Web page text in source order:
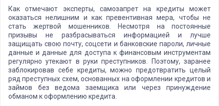
Как отмечают эксперты, самозапрет на кредиты может
оказаться нелишним и как превентивная мера, чтобы не
стать жертвой мошенников. Несмотря на постоянные
призывы не разбрасываться информацией и лучше
защищать свою почту, соцсети и банковские пароли, личные
данные и данные для доступа к финансовым инструментам
регулярно утекают в руки преступников. Поэтому, заранее
заблокировав себе кредиты, можно предотвратить целый
ряд преступных схем, основанных на оформлении кредитов и
займов без ведома заемщика или через принуждение
обманом к оформлению кредита.